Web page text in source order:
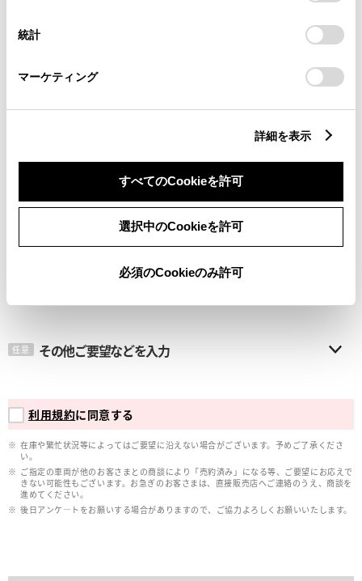
意したことになります。Cookie(クッキー)のオプトアウト、
設定の変更、同意を撤回したりするにあたっては、当社の
「Cookie（クッキー）情報の取り扱いについて
」をご覧くだ
統計
マーケティング
詳細を表示
すべてのCookieを許可
選択中のCookieを許可
必須のCookieのみ許可
メールアドレス
任意 その他ご要望などを入力
利用規約に同意する
在庫や繁忙状況等によってはご要望に沿えない場合がございます。予めご了承くださ
い。
ご指定の車両が他のお客さまとの商談により「売約済み」になる等、ご要望にお応えで
きない可能性もございます。お急ぎのお客さまは、直接販売店へご連絡のうえ、商談を
進めてください。
後日アンケ―トをお願いする場合がありますので、ご協力よろしくお願いいたします。